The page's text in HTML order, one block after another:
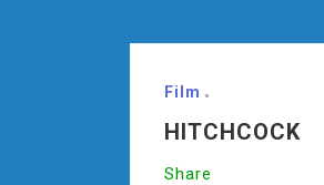
Film
HITCHCOCK
Share